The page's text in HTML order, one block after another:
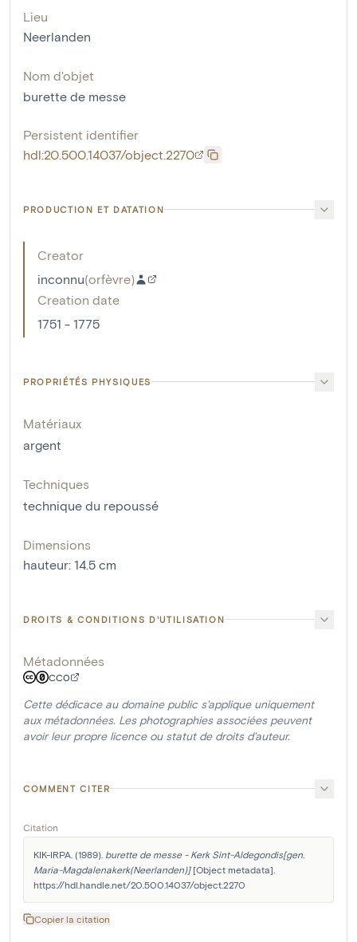
Lieu
Neerlanden
Nom d'objet
burette de messe
Persistent identifier
hdl:20.500.14037/object.2270
PRODUCTION ET DATATION
Creator
inconnu(orfèvre)
Creation date
1751 - 1775
PROPRIÉTÉS PHYSIQUES
Matériaux
argent
Techniques
technique du repoussé
Dimensions
hauteur: 14.5 cm
DROITS & CONDITIONS D'UTILISATION
Métadonnées
CC0
Cette dédicace au domaine public s'applique uniquement
aux métadonnées. Les photographies associées peuvent
avoir leur propre licence ou statut de droits d'auteur.
COMMENT CITER
Citation
KIK-IRPA. (1989). burette de messe - Kerk Sint-Aldegondis[gen.
Maria-Magdalenakerk(Neerlanden)] [Object metadata].
https://hdl.handle.net/20.500.14037/object.2270
Copier la citation